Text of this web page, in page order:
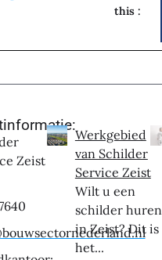
this :
Zeist
Werkgebied
van Schilder
Service Zeist
Wilt u een
schilder huren
in Zeist? Dit is
het...